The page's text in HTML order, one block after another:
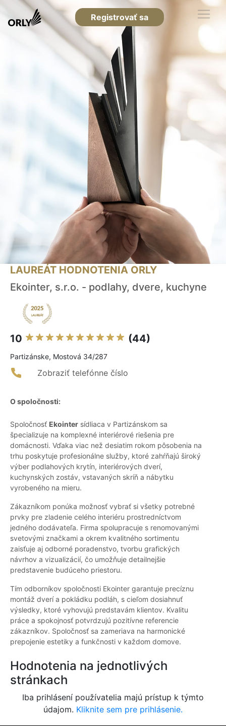
Registrovať sa
LAUREÁT HODNOTENIA ORLY
Ekointer, s.r.o. - podlahy, dvere, kuchyne
10 (44)
Partizánske, Mostová 34/287
Zobraziť telefónne číslo
O spoločnosti:
Spoločnosť Ekointer sídliaca v Partizánskom sa
špecializuje na komplexné interiérové riešenia pre
domácnosti. Vďaka viac než desiatim rokom pôsobenia na
trhu poskytuje profesionálne služby, ktoré zahŕňajú široký
výber podlahových krytín, interiérových dverí,
kuchynských zostáv, vstavaných skríň a nábytku
vyrobeného na mieru.
Zákazníkom ponúka možnosť vybrať si všetky potrebné
prvky pre zladenie celého interiéru prostredníctvom
jedného dodávateľa. Firma spolupracuje s renomovanými
svetovými značkami a okrem kvalitného sortimentu
zaisťuje aj odborné poradenstvo, tvorbu grafických
návrhov a vizualizácií, čo umožňuje detailnejšie
predstavenie budúceho priestoru.
Tím odborníkov spoločnosti Ekointer garantuje precíznu
montáž dverí a pokládku podláh, s cieľom dosiahnuť
výsledky, ktoré vyhovujú predstavám klientov. Kvalitu
práce a spokojnosť potvrdzujú pozitívne referencie
zákazníkov. Spoločnosť sa zameriava na harmonické
prepojenie estetiky a funkčnosti v každom domove.
Hodnotenia na jednotlivých
stránkach
Iba prihlásení používatelia majú prístup k týmto
údajom. Kliknite sem pre prihlásenie.